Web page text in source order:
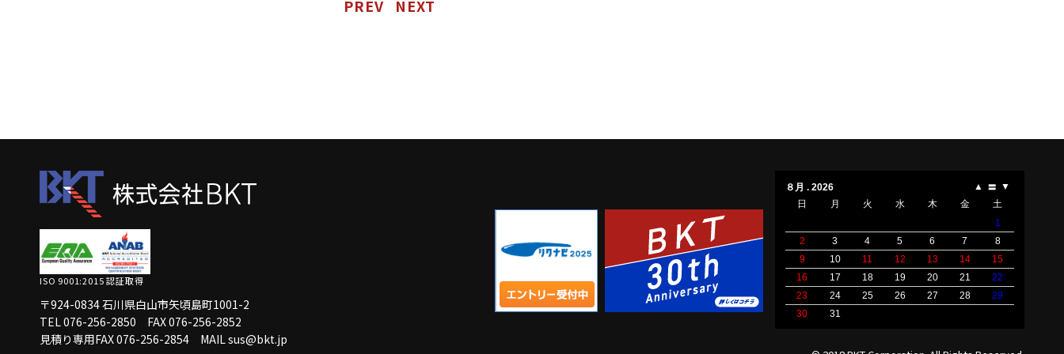
PREV NEXT
ISO 9001:2015 認証取得
〒924-0834 石川県白山市矢頃島町1001-2
TEL 076-256-2850
FAX 076-256-2852
見積り専用FAX 076-256-2854
MAIL sus@bkt.jp